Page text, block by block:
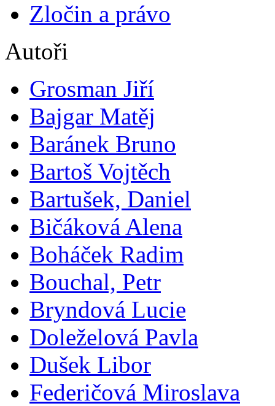
Zločin a právo
Autoři
Grosman Jiří
Bajgar Matěj
Baránek Bruno
Bartoš Vojtěch
Bartušek, Daniel
Bičáková Alena
Boháček Radim
Bouchal, Petr
Bryndová Lucie
Doleželová Pavla
Dušek Libor
Federičová Miroslava